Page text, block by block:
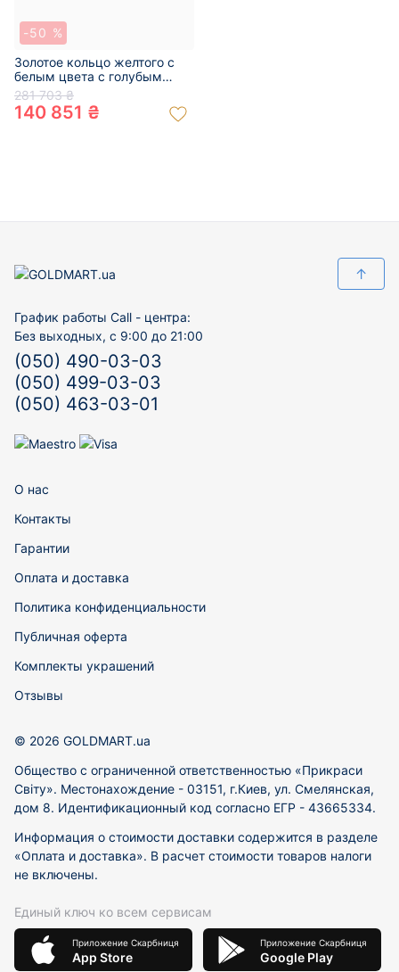
-50 %
Золотое кольцо желтого с
белым цвета с голубым
топазом и белыми
бриллиантами 01-200461789
281 703 ₴
140 851 ₴
↑
График работы Call - центра:
Без выходных, с 9:00 до 21:00
(050) 490-03-03
(050) 499-03-03
(050) 463-03-01
О нас
Контакты
Гарантии
Оплата и доставка
Политика конфиденциальности
Публичная оферта
Комплекты украшений
Отзывы
© 2026 GOLDMART.ua
Общество с ограниченной ответственностью «Прикраси
Світу». Местонахождение - 03151, г.Киев, ул. Смелянская,
дом 8. Идентификационный код согласно ЕГР - 43665334.
Информация о стоимости доставки содержится в разделе
«Оплата и доставка». В расчет стоимости товаров налоги
не включены.
Единый ключ ко всем сервисам
Приложение Скарбниця
App Store
Приложение Скарбниця
Google Play